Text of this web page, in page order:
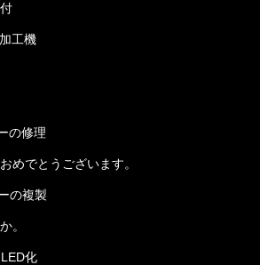
工機
の修理
めでとうございます。
の複製
。
化